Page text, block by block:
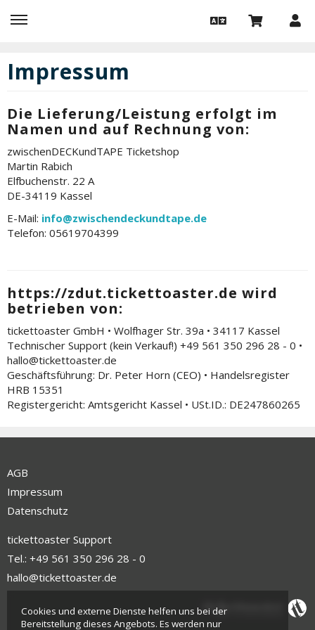
Impressum
Die Lieferung/Leistung erfolgt im
Namen und auf Rechnung von:
zwischenDECKundTAPE Ticketshop
Martin Rabich
Elfbuchenstr. 22 A
DE-34119 Kassel
E-Mail: info@zwischendeckundtape.de
Telefon: 05619704399
https://zdut.tickettoaster.de wird
betrieben von:
tickettoaster GmbH • Wolfhager Str. 39a • 34117 Kassel
Technischer Support (kein Verkauf!) +49 561 350 296 28 - 0 •
hallo@tickettoaster.de
Geschäftsführung: Dr. Peter Horn (CEO) • Handelsregister
HRB 15351
Registergericht: Amtsgericht Kassel • USt.ID.: DE247860265
AGB
Impressum
Datenschutz
tickettoaster Support
Tel.: +49 561 350 296 28 - 0
hallo@tickettoaster.de
Cookies und externe Dienste helfen uns bei der
Bereitstellung dieses Angebots. Es werden nur